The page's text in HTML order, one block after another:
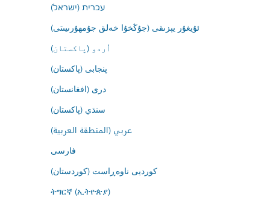
עברית (ישראל)
ئۇيغۇر يېزىقى (جۇڭخۇا خەلق جۇمھۇرىيىتى)
اُردو (پاکستان)
پنجابی (پاکستان)
درى (افغانستان)
سنڌي (پاکستان)
عربي (المنطقة العربية)
فارسى
کوردیی ناوەڕاست (کوردستان)
ትግርኛ (ኢትዮጵያ)